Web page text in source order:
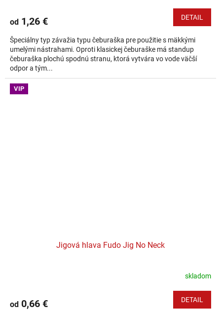
od 1,26 € DETAIL
Špeciálny typ závažia typu čeburaška pre použitie s mäkkými
umelými nástrahami. Oproti klasickej čeburaške má standup
čeburaška plochú spodnú stranu, ktorá vytvára vo vode väčší
odpor a tým...
VIP
Jigová hlava Fudo Jig No Neck
skladom
od 0,66 € DETAIL